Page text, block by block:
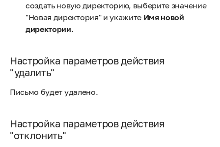
создать новую директорию, выберите значение
"Новая директория" и укажите Имя новой
директории.
Настройка параметров действия
"удалить"
Письмо будет удалено.
Настройка параметров действия
"отклонить"